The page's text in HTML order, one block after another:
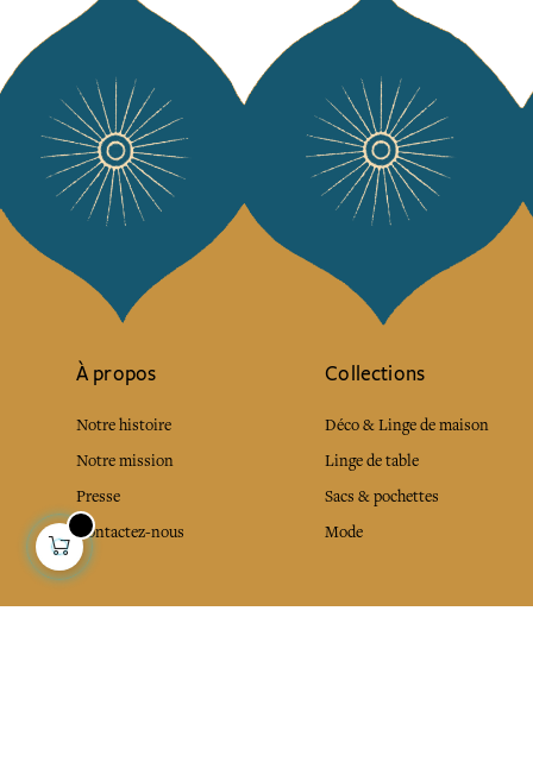
À propos
Notre histoire
Notre mission
Presse
Contactez-nous
Collections
Déco & Linge de maison
Linge de table
Sacs & pochettes
Mode